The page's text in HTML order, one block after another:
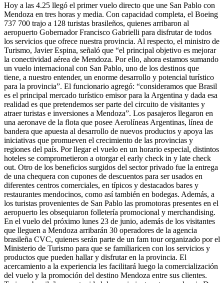
Hoy a las 4.25 llegó el primer vuelo directo que une San Pablo con
Mendoza en tres horas y media. Con capacidad completa, el Boeing
737 700 trajo a 128 turistas brasileños, quienes arribaron al
aeropuerto Gobernador Francisco Gabrielli para disfrutar de todos
los servicios que ofrece nuestra provincia. Al respecto, el ministro de
Turismo, Javier Espina, señaló que “el principal objetivo es mejorar
la conectividad aérea de Mendoza. Por ello, ahora estamos sumando
un vuelo internacional con San Pablo, uno de los destinos que
tiene, a nuestro entender, un enorme desarrollo y potencial turístico
para la provincia”. El funcionario agregó: “consideramos que Brasil
es el principal mercado turístico emisor para la Argentina y dada esa
realidad es que pretendemos ser parte del circuito de visitantes y
atraer turistas e inversiones a Mendoza”. Los pasajeros llegaron en
una aeronave de la flota que posee Aerolíneas Argentinas, línea de
bandera que apuesta al desarrollo de nuevos productos y apoya las
iniciativas que promueven el crecimiento de las provincias y
regiones del país. Por llegar el vuelo en un horario especial, distintos
hoteles se comprometieron a otorgar el early check in y late check
out. Otro de los beneficios surgidos del sector privado fue la entrega
de una chequera con cupones de descuentos para ser usados en
diferentes centros comerciales, en típicos y destacados bares y
restaurantes mendocinos, como así también en bodegas. Además, a
los turistas provenientes de San Pablo las promotoras presentes en el
aeropuerto les obsequiaron folletería promocional y merchandising.
En el vuelo del próximo lunes 23 de junio, además de los visitantes
que lleguen a Mendoza arribarán 30 operadores de la agencia
brasileña CVC, quienes serán parte de un fam tour organizado por el
Ministerio de Turismo para que se familiaricen con los servicios y
productos que pueden hallar y disfrutar en la provincia. El
acercamiento a la experiencia les facilitará luego la comercialización
del vuelo y la promoción del destino Mendoza entre sus clientes.